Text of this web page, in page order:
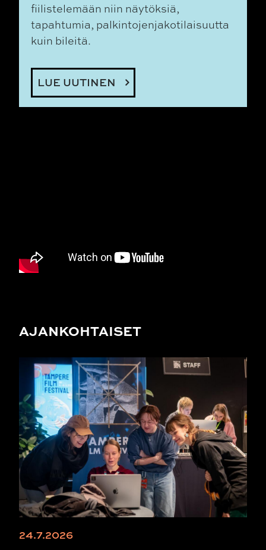
fiilistelemään niin näytöksiä,
tapahtumia, palkintojenjakotilaisuutta
kuin bileitä.
LUE UUTINEN
AJANKOHTAISET
24.7.2026